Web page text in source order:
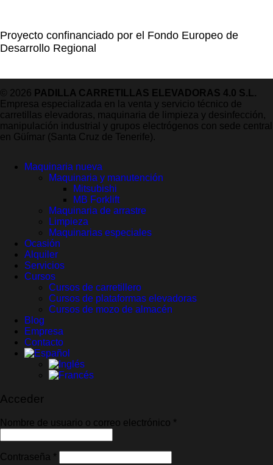
Proyecto confinanciado por el Fondo Europeo de
Desarrollo Regional
© 2026 PADILLA CARRETILLAS ELEVADORAS 4.0 S.L.
Empresa especializada en la venta y servicio técnico de
carretillas elevadoras, maquinaria de limpieza y desinfección,
manipulación industrial y grupos electrógenos con sede central
en Güímar (Santa Cruz de Tenerife).
Maquinaria nueva
Maquinaria y manutención
Mitsubishi
MB Forklift
Maquinaria de arrastre
Limpieza
Maquinarias especiales
Ocasión
Alquiler
Servicios
Cursos
Cursos de carretillero
Cursos de plataformas elevadoras
Cursos de mozo de almacén
Blog
Empresa
Contacto
Acceder
Nombre de usuario o correo electrónico *
Contraseña *